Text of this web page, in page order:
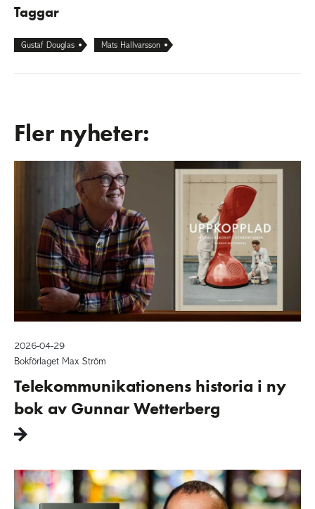
Taggar
Gustaf Douglas Mats Hallvarsson
Fler nyheter:
2026-04-29
Bokförlaget Max Ström
Telekommunikationens historia i ny
bok av Gunnar Wetterberg